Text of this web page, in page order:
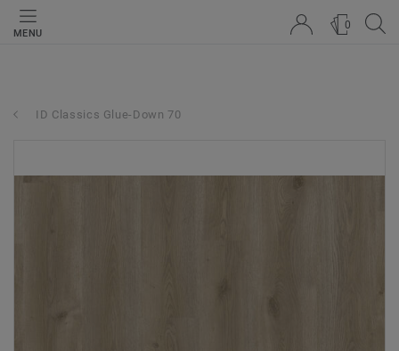
MENU
0
ID Classics Glue-Down 70